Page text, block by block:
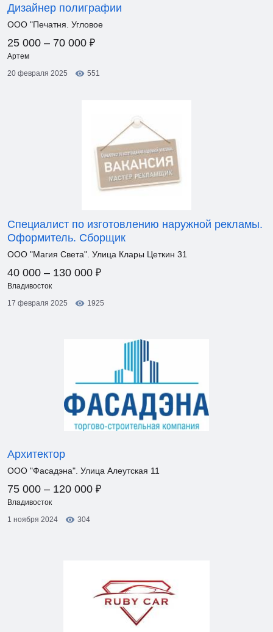
Дизайнер полиграфии
ООО "Печатня. Угловое
25 000 – 70 000 ₽
Артем
20 февраля 2025
551
Специалист по изготовлению наружной рекламы.
Оформитель. Сборщик
ООО "Магия Света". Улица Клары Цеткин 31
40 000 – 130 000 ₽
Владивосток
17 февраля 2025
1925
Архитектор
ООО "Фасадэна". Улица Алеутская 11
75 000 – 120 000 ₽
Владивосток
1 ноября 2024
304